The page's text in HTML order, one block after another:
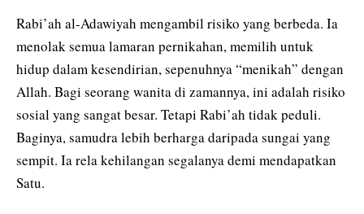
Rabi’ah al-Adawiyah mengambil risiko yang berbeda. Ia
menolak semua lamaran pernikahan, memilih untuk
hidup dalam kesendirian, sepenuhnya “menikah” dengan
Allah. Bagi seorang wanita di zamannya, ini adalah risiko
sosial yang sangat besar. Tetapi Rabi’ah tidak peduli.
Baginya, samudra lebih berharga daripada sungai yang
sempit. Ia rela kehilangan segalanya demi mendapatkan
Satu.